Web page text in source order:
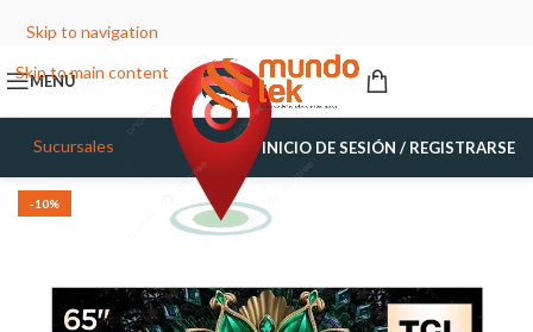
Skip to navigation
Skip to main content
MENÚ
Sucursales INICIO DE SESIÓN / REGISTRARSE
-10%